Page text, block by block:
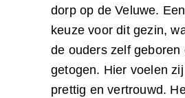
dorp op de Veluwe.
keuze voor dit gezin,
de ouders zelf geboren
getogen. Hier voelen
prettig en vertrouwd.